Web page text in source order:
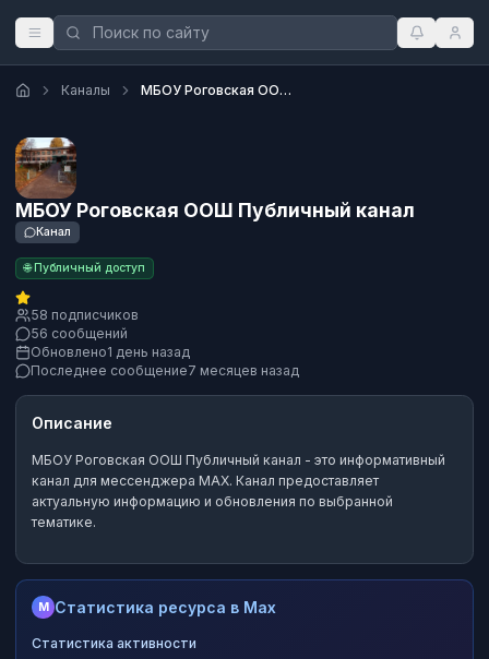
Каналы МБОУ Роговская ООШ Публичный канал
МБОУ Роговская ООШ Публичный канал
Канал
🌐 Публичный доступ
58 подписчиков
56 сообщений
Обновлено1 день назад
Последнее сообщение7 месяцев назад
Описание
МБОУ Роговская ООШ Публичный канал - это информативный
канал для мессенджера MAX. Канал предоставляет
актуальную информацию и обновления по выбранной
тематике.
M Статистика ресурса в Max
Статистика активности